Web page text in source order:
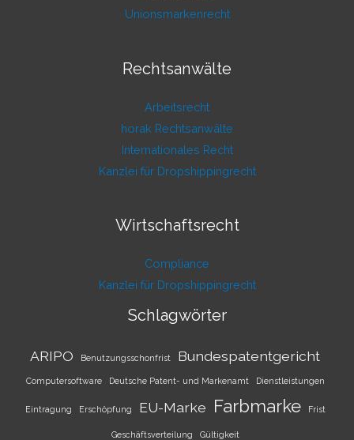
Unionsmarkenrecht
Rechtsanwälte
Arbeitsrecht
horak Rechtsanwälte
Internationales Recht
Kanzlei für Dropshippingrecht
Wirtschaftsrecht
Compliance
Kanzlei für Dropshippingrecht
Schlagwörter
ARIPO Benutzungsschonfrist Bundespatentgericht
Computersoftware Deutsche Patent- und Markenamt Dienstleistungen
Eintragung Erschöpfung EU-Marke Farbmarke Frist
Geschäftsverteilung Gültigkeit